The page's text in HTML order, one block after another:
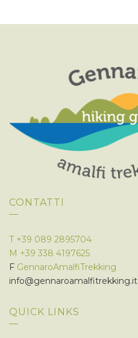
CONTATTI
T +39 089 2895704
M +39 338 4197625
F GennaroAmalfiTrekking
info@gennaroamalfitrekking.it
QUICK LINKS